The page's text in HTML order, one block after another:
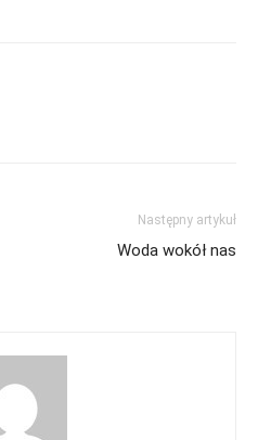
Następny artykuł
Woda wokół nas